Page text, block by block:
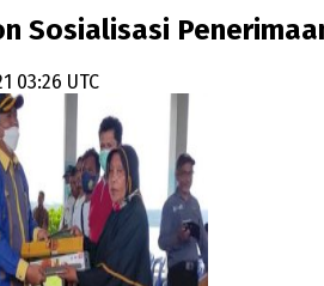
Sosialisasi
03:26 UTC